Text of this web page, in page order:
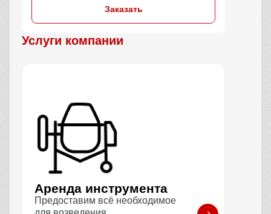
Заказать
Услуги компании
Аренда инструмента
Предоставим всё необходимое